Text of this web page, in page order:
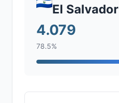
El Salvador
4.079
78.5%